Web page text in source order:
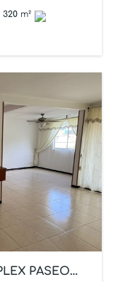
320 m²
PASEO